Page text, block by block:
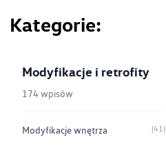
Kategorie
Modyfikacje i retrofity
174 wpisów
Modyfikacje wnętrza (41)